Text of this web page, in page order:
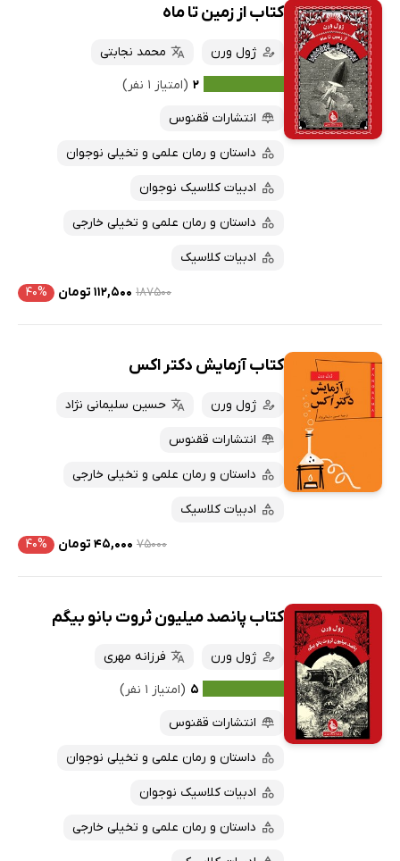
کتاب از زمین تا ماه
ژول ورن
محمد نجابتی
۲ (امتیاز ۱ نفر)
انتشارات ققنوس
داستان و رمان علمی و تخیلی نوجوان
ادبیات کلاسیک نوجوان
داستان و رمان علمی و تخیلی خارجی
ادبیات کلاسیک
۱۸۷۵۰۰ ۱۱۲,۵۰۰ تومان ۴۰%
کتاب آزمایش دکتر اکس
ژول ورن حسین سلیمانی نژاد
انتشارات ققنوس
داستان و رمان علمی و تخیلی خارجی
ادبیات کلاسیک
۷۵۰۰۰ ۴۵,۰۰۰ تومان ۴۰%
کتاب پانصد میلیون ثروت بانو بیگم
ژول ورن
فرزانه مهری
۵ (امتیاز ۱ نفر)
انتشارات ققنوس
داستان و رمان علمی و تخیلی نوجوان
ادبیات کلاسیک نوجوان
داستان و رمان علمی و تخیلی خارجی